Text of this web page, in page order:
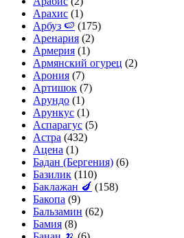
Арахис (1)
Арбуз 🍉 (175)
Аренария (2)
Армерия (1)
Армянский огурец (2)
Арония (7)
Артишок (7)
Арундо (1)
Арункус (1)
Аспарагус (5)
Астра (432)
Ацена (1)
Бадан (Бергения) (6)
Базилик (110)
Баклажан 🍆 (158)
Бакопа (9)
Бальзамин (62)
Бамия (8)